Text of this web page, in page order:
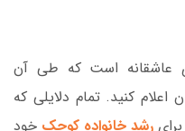
عاشقانه است که طی آن
کنید. تمام دلایلی که
رشد خانواده کوچک خود